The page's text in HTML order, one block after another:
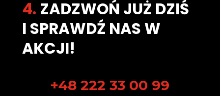
4. ZADZWOŃ JUŻ DZIŚ
I SPRAWDŹ NAS W
AKCJI!
+48 222 33 00 99